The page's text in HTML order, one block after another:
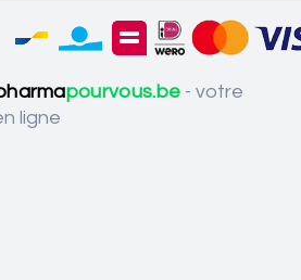
pourvous.be - votre
ligne